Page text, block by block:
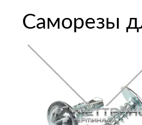
Саморезы